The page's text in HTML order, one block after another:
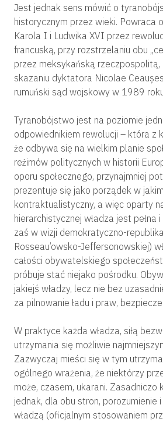
Jest jednak sens mówić o
historycznym przez wieki. Powraca
Karola I i Ludwika XVI przez
francuską, przy rozstrzelaniu obu
przez meksykańską rzeczpospolitą,
skazaniu dyktatora Nicolae
rumuński sąd wojskowy w 1989
Tyranobójstwo jest na poziomie
odpowiednikiem rewolucji – która z
że odbywa się na wielkim planie
reżimów politycznych w historii
oporu społecznego, przynajmniej
prezentuje się jako porządek w
kontraktualistyczny, a więc oparty
hierarchistycznej władza jest pełna
zaś w wizji demokratyczno-
Rosseau’owsko-Jeffersonowskiej)
całości obywatelskiego
próbuje stać niejako pośrodku.
jakiejś władzy, lecz nie bez
za pilnowanie ładu i praw,
W praktyce każda władza, siłą
utrzymania się możliwie
Zazwyczaj mieści się w tym
ogólnego wrażenia, że niektórzy
może, czasem, ukarani. Zasadniczo
jednak, dla obu stron, porozumienie
władzą (oficjalnym stosowaniem